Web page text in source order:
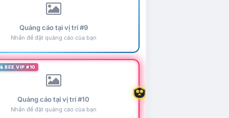
Quảng cáo tại vị trí #9
Nhấn để đặt quảng cáo của bạn
BEE VIP #10
Quảng cáo tại vị trí #10
Nhấn để đặt quảng cáo của bạn